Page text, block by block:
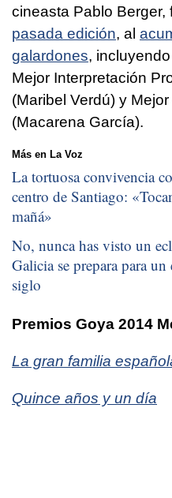
cineasta Pablo Berger,
pasada edición, al
galardones,
Mejor Interpretación
(Maribel Verdú) y
(Macarena García).
Más en La Voz
La tortuosa convivencia
centro de Santiago: «
mañá»
No, nunca has visto un
Galicia se prepara para
siglo
Premios Goya 2014
La gran familia
Quince años y un día